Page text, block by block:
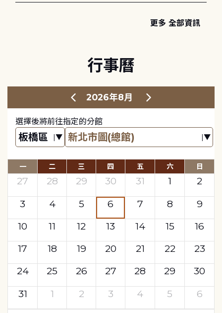
更多 全部資訊
行事曆
2026年8月
選擇後將前往指定的分館
一 二 三 四 五 六 日
27 28 29 30 31 1
2
3
4 5 6 7 8
9
10
11 12 13 14 15
16
17
18 19 20 21 22
23
24
25 26 27 28 29
30
31
1 2 3 4 5 6